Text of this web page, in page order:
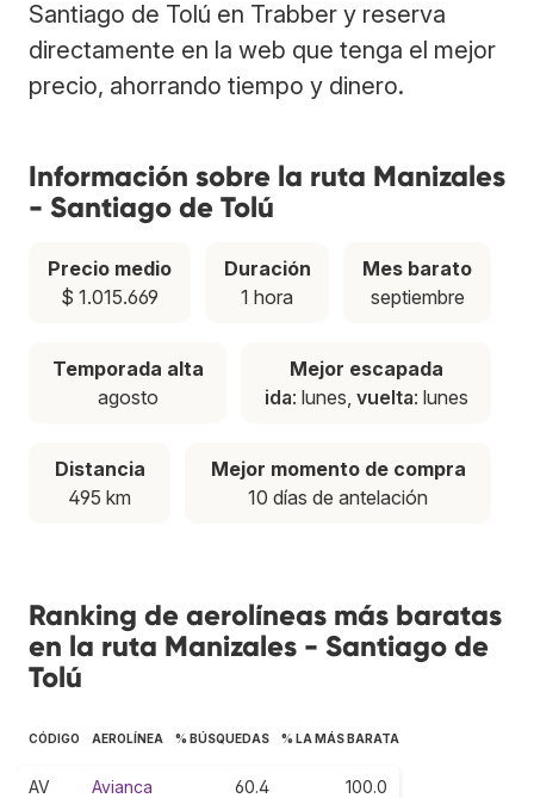
Santiago de Tolú en Trabber y reserva
directamente en la web que tenga el mejor
precio, ahorrando tiempo y dinero.
Información sobre la ruta Manizales
- Santiago de Tolú
Precio medio
$ 1.015.669
Duración
1 hora
Mes barato
septiembre
Temporada alta
agosto
Mejor escapada
ida: lunes, vuelta: lunes
Distancia
495 km
Mejor momento de compra
10 días de antelación
Ranking de aerolíneas más baratas
en la ruta Manizales - Santiago de
Tolú
CÓDIGO AEROLÍNEA % BÚSQUEDAS % LA MÁS BARATA
AV Avianca 60.4 100.0